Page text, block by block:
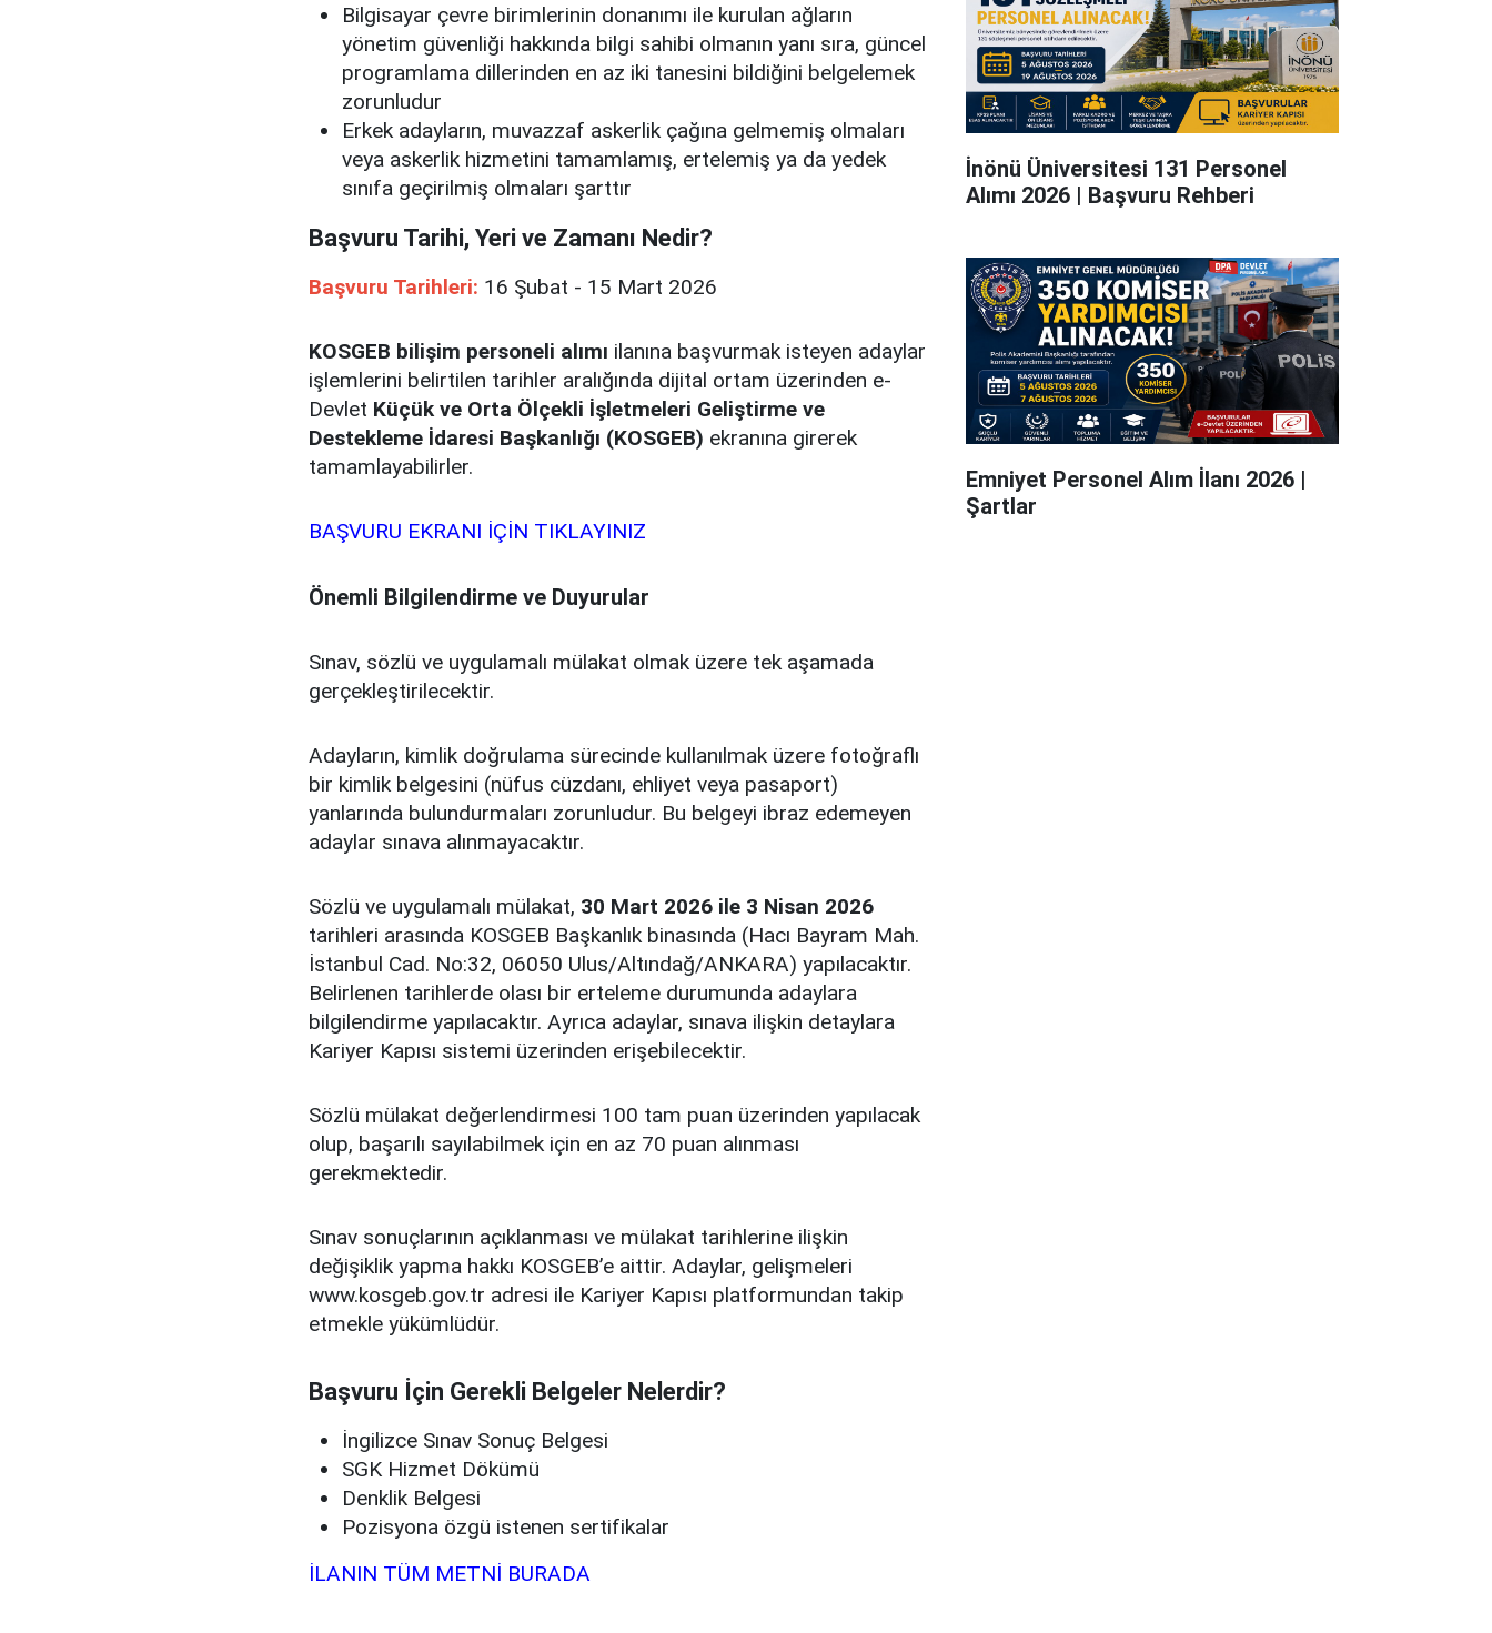
Bilgisayar çevre birimlerinin donanımı ile kurulan ağların
yönetim güvenliği hakkında bilgi sahibi olmanın yanı sıra, güncel
programlama dillerinden en az iki tanesini bildiğini belgelemek
zorunludur
Erkek adayların, muvazzaf askerlik çağına gelmemiş olmaları
veya askerlik hizmetini tamamlamış, ertelemiş ya da yedek
sınıfa geçirilmiş olmaları şarttır
Başvuru Tarihi, Yeri ve Zamanı Nedir?
Başvuru Tarihleri: 16 Şubat - 15 Mart 2026
KOSGEB bilişim personeli alımı ilanına başvurmak isteyen adaylar
işlemlerini belirtilen tarihler aralığında dijital ortam üzerinden e-
Devlet Küçük ve Orta Ölçekli İşletmeleri Geliştirme ve
Destekleme İdaresi Başkanlığı (KOSGEB) ekranına girerek
tamamlayabilirler.
BAŞVURU EKRANI İÇİN TIKLAYINIZ
Önemli Bilgilendirme ve Duyurular
Sınav, sözlü ve uygulamalı mülakat olmak üzere tek aşamada
gerçekleştirilecektir.
Adayların, kimlik doğrulama sürecinde kullanılmak üzere fotoğraflı
bir kimlik belgesini (nüfus cüzdanı, ehliyet veya pasaport)
yanlarında bulundurmaları zorunludur. Bu belgeyi ibraz edemeyen
adaylar sınava alınmayacaktır.
Sözlü ve uygulamalı mülakat, 30 Mart 2026 ile 3 Nisan 2026
tarihleri arasında KOSGEB Başkanlık binasında (Hacı Bayram Mah.
İstanbul Cad. No:32, 06050 Ulus/Altındağ/ANKARA) yapılacaktır.
Belirlenen tarihlerde olası bir erteleme durumunda adaylara
bilgilendirme yapılacaktır. Ayrıca adaylar, sınava ilişkin detaylara
Kariyer Kapısı sistemi üzerinden erişebilecektir.
Sözlü mülakat değerlendirmesi 100 tam puan üzerinden yapılacak
olup, başarılı sayılabilmek için en az 70 puan alınması
gerekmektedir.
Sınav sonuçlarının açıklanması ve mülakat tarihlerine ilişkin
değişiklik yapma hakkı KOSGEB’e aittir. Adaylar, gelişmeleri
www.kosgeb.gov.tr adresi ile Kariyer Kapısı platformundan takip
etmekle yükümlüdür.
Başvuru İçin Gerekli Belgeler Nelerdir?
İngilizce Sınav Sonuç Belgesi
SGK Hizmet Dökümü
Denklik Belgesi
Pozisyona özgü istenen sertifikalar
İLANIN TÜM METNİ BURADA
İnönü Üniversitesi 131 Personel
Alımı 2026 | Başvuru Rehberi
Emniyet Personel Alım İlanı 2026 |
Şartlar